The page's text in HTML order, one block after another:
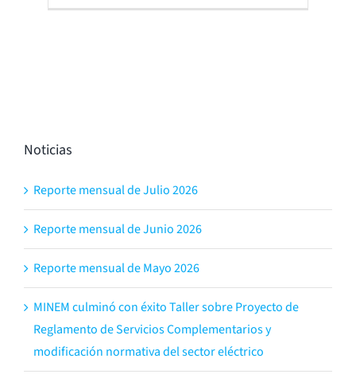
Noticias
Reporte mensual de Julio 2026
Reporte mensual de Junio 2026
Reporte mensual de Mayo 2026
MINEM culminó con éxito Taller sobre Proyecto de
Reglamento de Servicios Complementarios y
modificación normativa del sector eléctrico